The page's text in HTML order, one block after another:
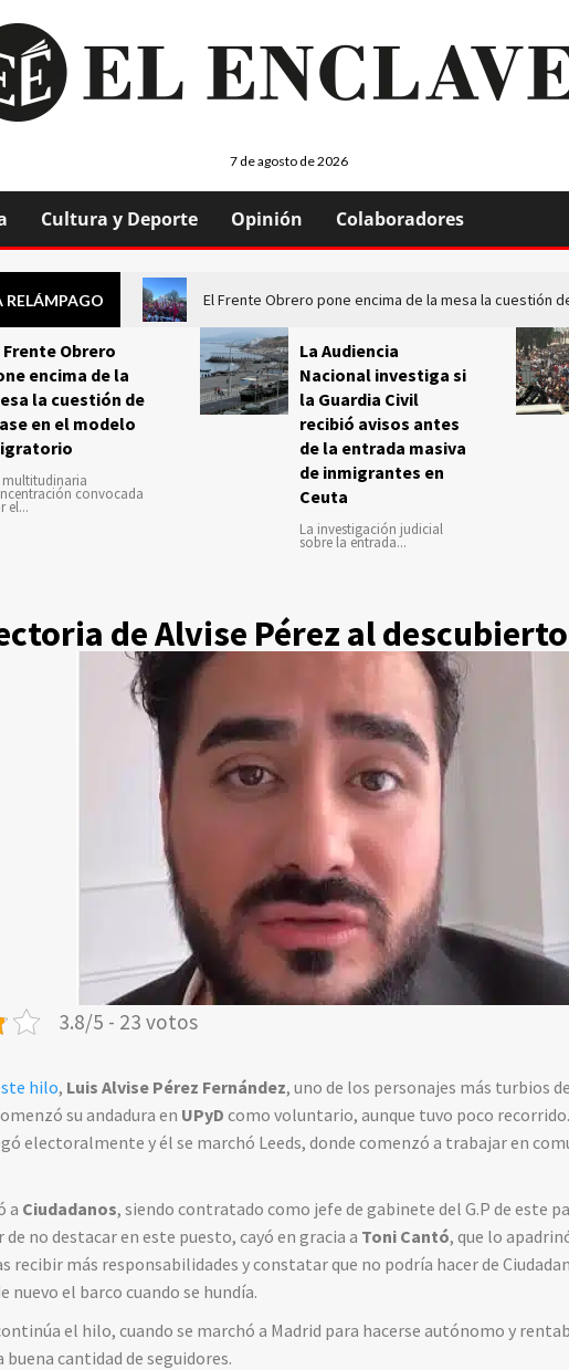
7 de agosto de 2026
Cultura y Deporte Opinión Colaboradores
RELÁMPAGO El Frente Obrero pone encima de la mesa la cuestión
Frente Obrero
encima de la
la cuestión de
en el modelo
multitudinaria
convocada
el...
La Audiencia
Nacional investiga si
la Guardia Civil
recibió avisos antes
de la entrada masiva
de inmigrantes en
Ceuta
La investigación judicial
sobre la entrada...
de Alvise Pérez al descubierto
3.8/5 - 23 votos
hilo, Luis Alvise Pérez Fernández, uno de los personajes más turbios
su andadura en UPyD como voluntario, aunque tuvo poco
electoralmente y él se marchó Leeds, donde comenzó a trabajar en
a Ciudadanos, siendo contratado como jefe de gabinete del G.P de este
de no destacar en este puesto, cayó en gracia a Toni Cantó, que lo
recibir más responsabilidades y constatar que no podría hacer de
nuevo el barco cuando se hundía.
el hilo, cuando se marchó a Madrid para hacerse autónomo y
buena cantidad de seguidores.